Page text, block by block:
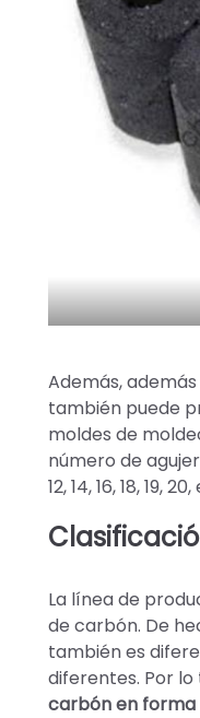
Además,
también puede
moldes de
número de
12, 14, 16, 18, 19,
La línea de
de carbón. De
también es
diferentes. Por
carbón en forma